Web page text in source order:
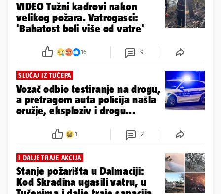
VIDEO Tužni kadrovi nakon
velikog požara. Vatrogasci:
'Bahatost boli više od vatre'
16 9
SLUČAJ IZ TUČEPA
Vozač odbio testiranje na drogu,
a pretragom auta policija našla
oružje, eksploziv i drogu...
1 2
I DALJE TRAJE AKCIJA
Stanje požarišta u Dalmaciji:
Kod Skradina ugasili vatru, u